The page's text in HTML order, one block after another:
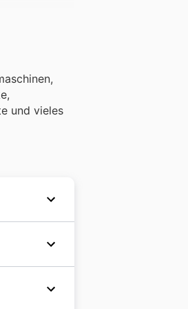
und vieles